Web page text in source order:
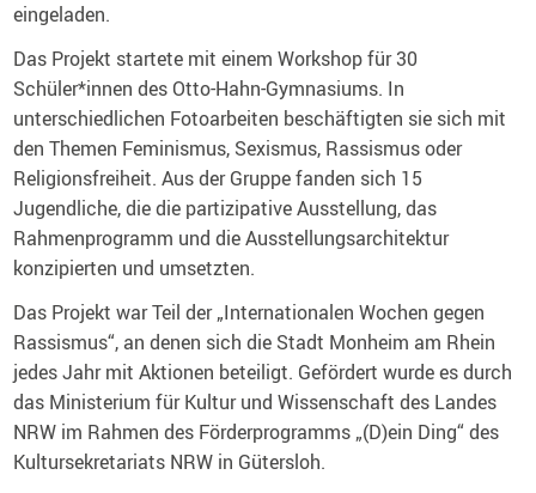
eingeladen.
Das Projekt startete mit einem Workshop für 30
Schüler*innen des Otto-Hahn-Gymnasiums. In
unterschiedlichen Fotoarbeiten beschäftigten sie sich mit
den Themen Feminismus, Sexismus, Rassismus oder
Religionsfreiheit. Aus der Gruppe fanden sich 15
Jugendliche, die die partizipative Ausstellung, das
Rahmenprogramm und die Ausstellungsarchitektur
konzipierten und umsetzten.
Das Projekt war Teil der „Internationalen Wochen gegen
Rassismus“, an denen sich die Stadt Monheim am Rhein
jedes Jahr mit Aktionen beteiligt. Gefördert wurde es durch
das Ministerium für Kultur und Wissenschaft des Landes
NRW im Rahmen des Förderprogramms „(D)ein Ding“ des
Kultursekretariats NRW in Gütersloh.